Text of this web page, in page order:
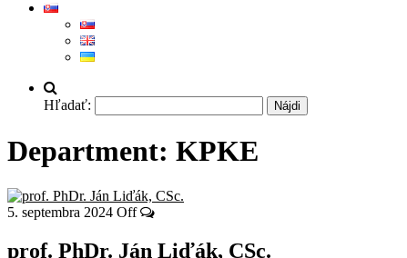
Hľadať:
Department: KPKE
5. septembra 2024 Off
prof. PhDr. Ján Liďák, CSc.